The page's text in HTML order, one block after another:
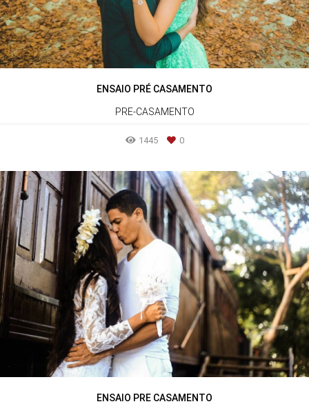
ENSAIO PRÉ CASAMENTO
PRE-CASAMENTO
1445 0
ENSAIO PRE CASAMENTO